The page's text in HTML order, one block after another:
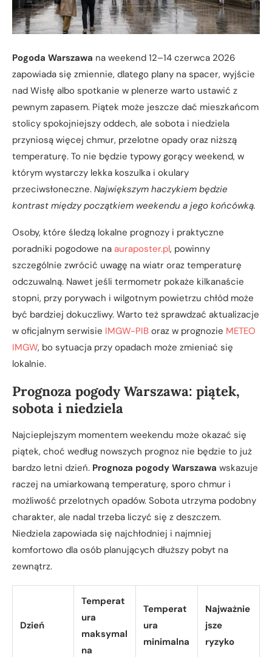
Pogoda Warszawa na weekend 12–14 czerwca 2026
zapowiada się zmiennie, dlatego plany na spacer, wyjście
nad Wisłę albo spotkanie w plenerze warto ustawić z
pewnym zapasem. Piątek może jeszcze dać mieszkańcom
stolicy spokojniejszy oddech, ale sobota i niedziela
przyniosą więcej chmur, przelotne opady oraz niższą
temperaturę. To nie będzie typowy gorący weekend, w
którym wystarczy lekka koszulka i okulary
przeciwsłoneczne. Największym haczykiem będzie
kontrast między początkiem weekendu a jego końcówką.
Osoby, które śledzą lokalne prognozy i praktyczne
poradniki pogodowe na auraposter.pl, powinny
szczególnie zwrócić uwagę na wiatr oraz temperaturę
odczuwalną. Nawet jeśli termometr pokaże kilkanaście
stopni, przy porywach i wilgotnym powietrzu chłód może
być bardziej dokuczliwy. Warto też sprawdzać aktualizacje
w oficjalnym serwisie IMGW-PIB oraz w prognozie METEO
IMGW, bo sytuacja przy opadach może zmieniać się
lokalnie.
Prognoza pogody Warszawa: piątek,
sobota i niedziela
Najcieplejszym momentem weekendu może okazać się
piątek, choć według nowszych prognoz nie będzie to już
bardzo letni dzień. Prognoza pogody Warszawa wskazuje
raczej na umiarkowaną temperaturę, sporo chmur i
możliwość przelotnych opadów. Sobota utrzyma podobny
charakter, ale nadal trzeba liczyć się z deszczem.
Niedziela zapowiada się najchłodniej i najmniej
komfortowo dla osób planujących dłuższy pobyt na
zewnątrz.
Dzień
Temperat
ura
maksymal
na
Temperat
ura
minimalna
Najważnie
jsze
ryzyko